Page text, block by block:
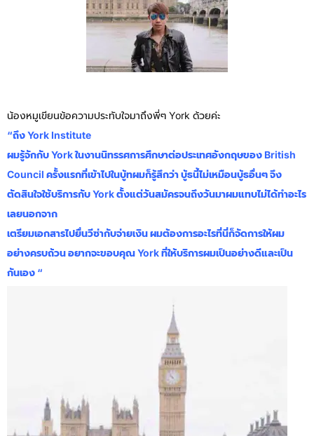
น้องหมูเขียนข้อความประทับใจมาถึงพี่ๆ York ด้วยค่ะ
“ถึง York Institute
ผมรู้จักกับ York ในงานนิทรรศการศึกษาต่อประเทศอังกฤษของ British
Council ครั้งแรกที่เข้าไปในบู้ทผมก็รู้สึกว่า บู้ธนี้ไม่เหมือนบู้ธอื่นๆ จึง
ตัดสินใจใช้บริการกับ York ตั้งแต่วันสมัครจนถึงวันมาผมแทบไม่ได้ทำอะไร
เลยนอกจาก
เตรียมเอกสารไปยื่นวีซ่ากับจ่ายเงิน ผมต้องการอะไรที่นี่ก็จัดการให้ผม
อย่างครบถ้วน อยากจะขอบคุณ York ที่ให้บริการผมเป็นอย่างดีและเป็น
กันเอง “